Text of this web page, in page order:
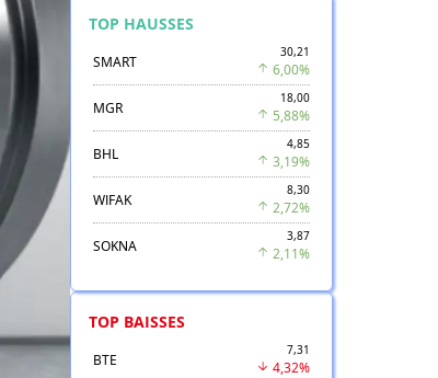
TOP HAUSSES
SMART
30,21
6,00%
MGR
18,00
5,88%
BHL
4,85
3,19%
WIFAK
8,30
2,72%
SOKNA
3,87
2,11%
TOP BAISSES
BTE
7,31
4,32%